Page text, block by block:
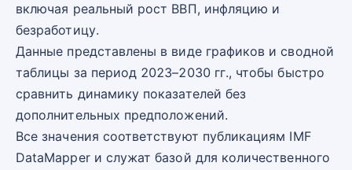
включая реальный рост ВВП, инфляцию и
безработицу.
Данные представлены в виде графиков и сводной
таблицы за период 2023–2030 гг., чтобы быстро
сравнить динамику показателей без
дополнительных предположений.
Все значения соответствуют публикациям IMF
DataMapper и служат базой для количественного